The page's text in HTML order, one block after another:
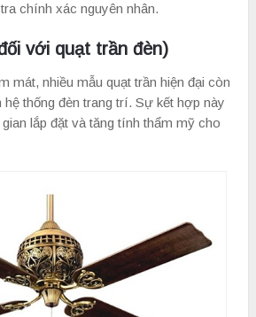
chính xác nguyên nhân.
với quạt trần đèn)
mát, nhiều mẫu quạt trần hiện đại còn
thống đèn trang trí. Sự kết hợp này
lắp đặt và tăng tính thẩm mỹ cho